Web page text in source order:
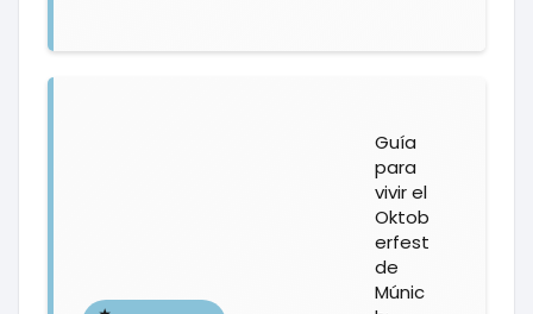
Guía
para
vivir el
Oktob
erfest
de
Múnic